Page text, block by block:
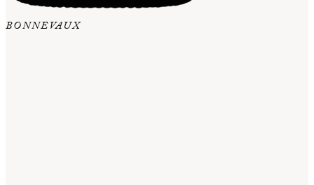
BONNEVAUX